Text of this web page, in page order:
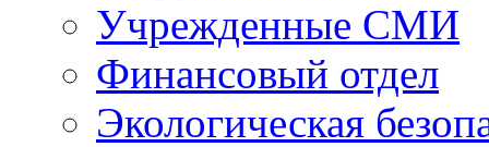
Учрежденные СМИ
Финансовый отдел
Экологическая